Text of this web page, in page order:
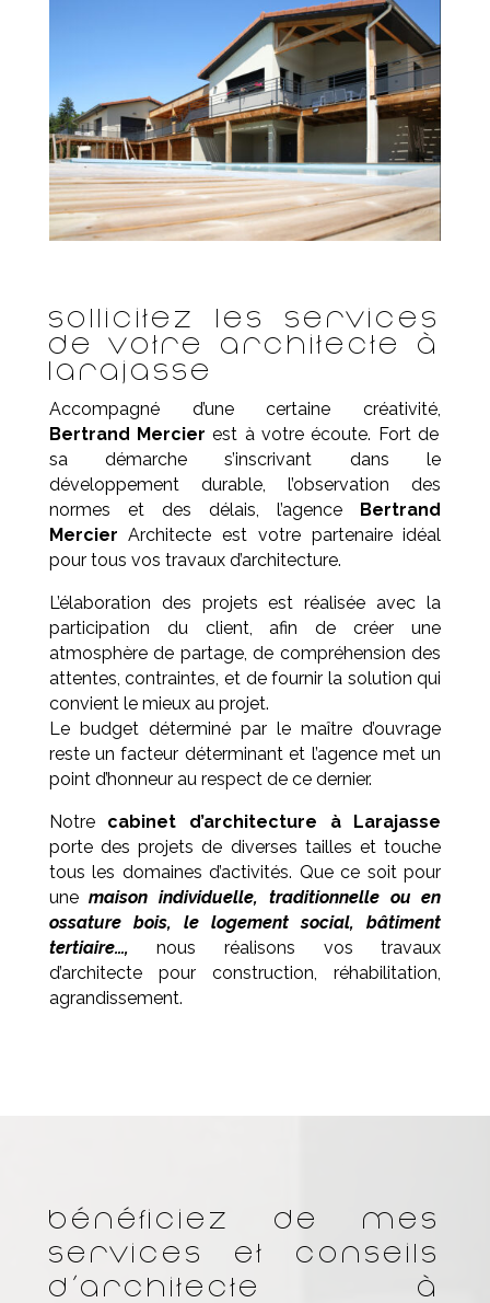
Sollicitez les services
de votre architecte à
Larajasse
Accompagné d’une certaine créativité,
Bertrand Mercier est à votre écoute. Fort de
sa démarche s’inscrivant dans le
développement durable, l’observation des
normes et des délais, l’agence
Bertrand
Mercier Architecte est votre partenaire idéal
pour tous vos travaux d’architecture.
L’élaboration des projets est réalisée avec la
participation du client, afin de créer une
atmosphère de partage, de compréhension des
attentes, contraintes, et de fournir la solution qui
convient le mieux au projet.
Le budget déterminé par le maître d’ouvrage
reste un facteur déterminant et l’agence met un
point d’honneur au respect de ce dernier.
Notre cabinet d’architecture à
Larajasse
porte des projets de diverses tailles et touche
tous les domaines d’activités. Que ce soit pour
unemaison individuelle, traditionnelle ou en
ossature bois, le logement social, bâtiment
tertiaire…, nous réalisons vos travaux
d’architecte pour construction, réhabilitation,
agrandissement.
Bénéficiez de mes
services et conseils
d’architecte à